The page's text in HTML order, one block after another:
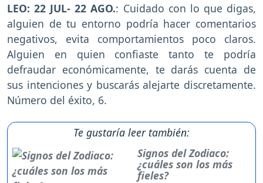
LEO: 22 JUL- 22 AGO.: Cuidado con lo que digas,
alguien de tu entorno podría hacer comentarios
negativos, evita comportamientos poco claros.
Alguien en quien confiaste tanto te podría
defraudar económicamente, te darás cuenta de
sus intenciones y buscarás alejarte discretamente.
Número del éxito, 6.
Te gustaría leer también:
Signos del Zodiaco:
¿cuáles son los más
fieles?